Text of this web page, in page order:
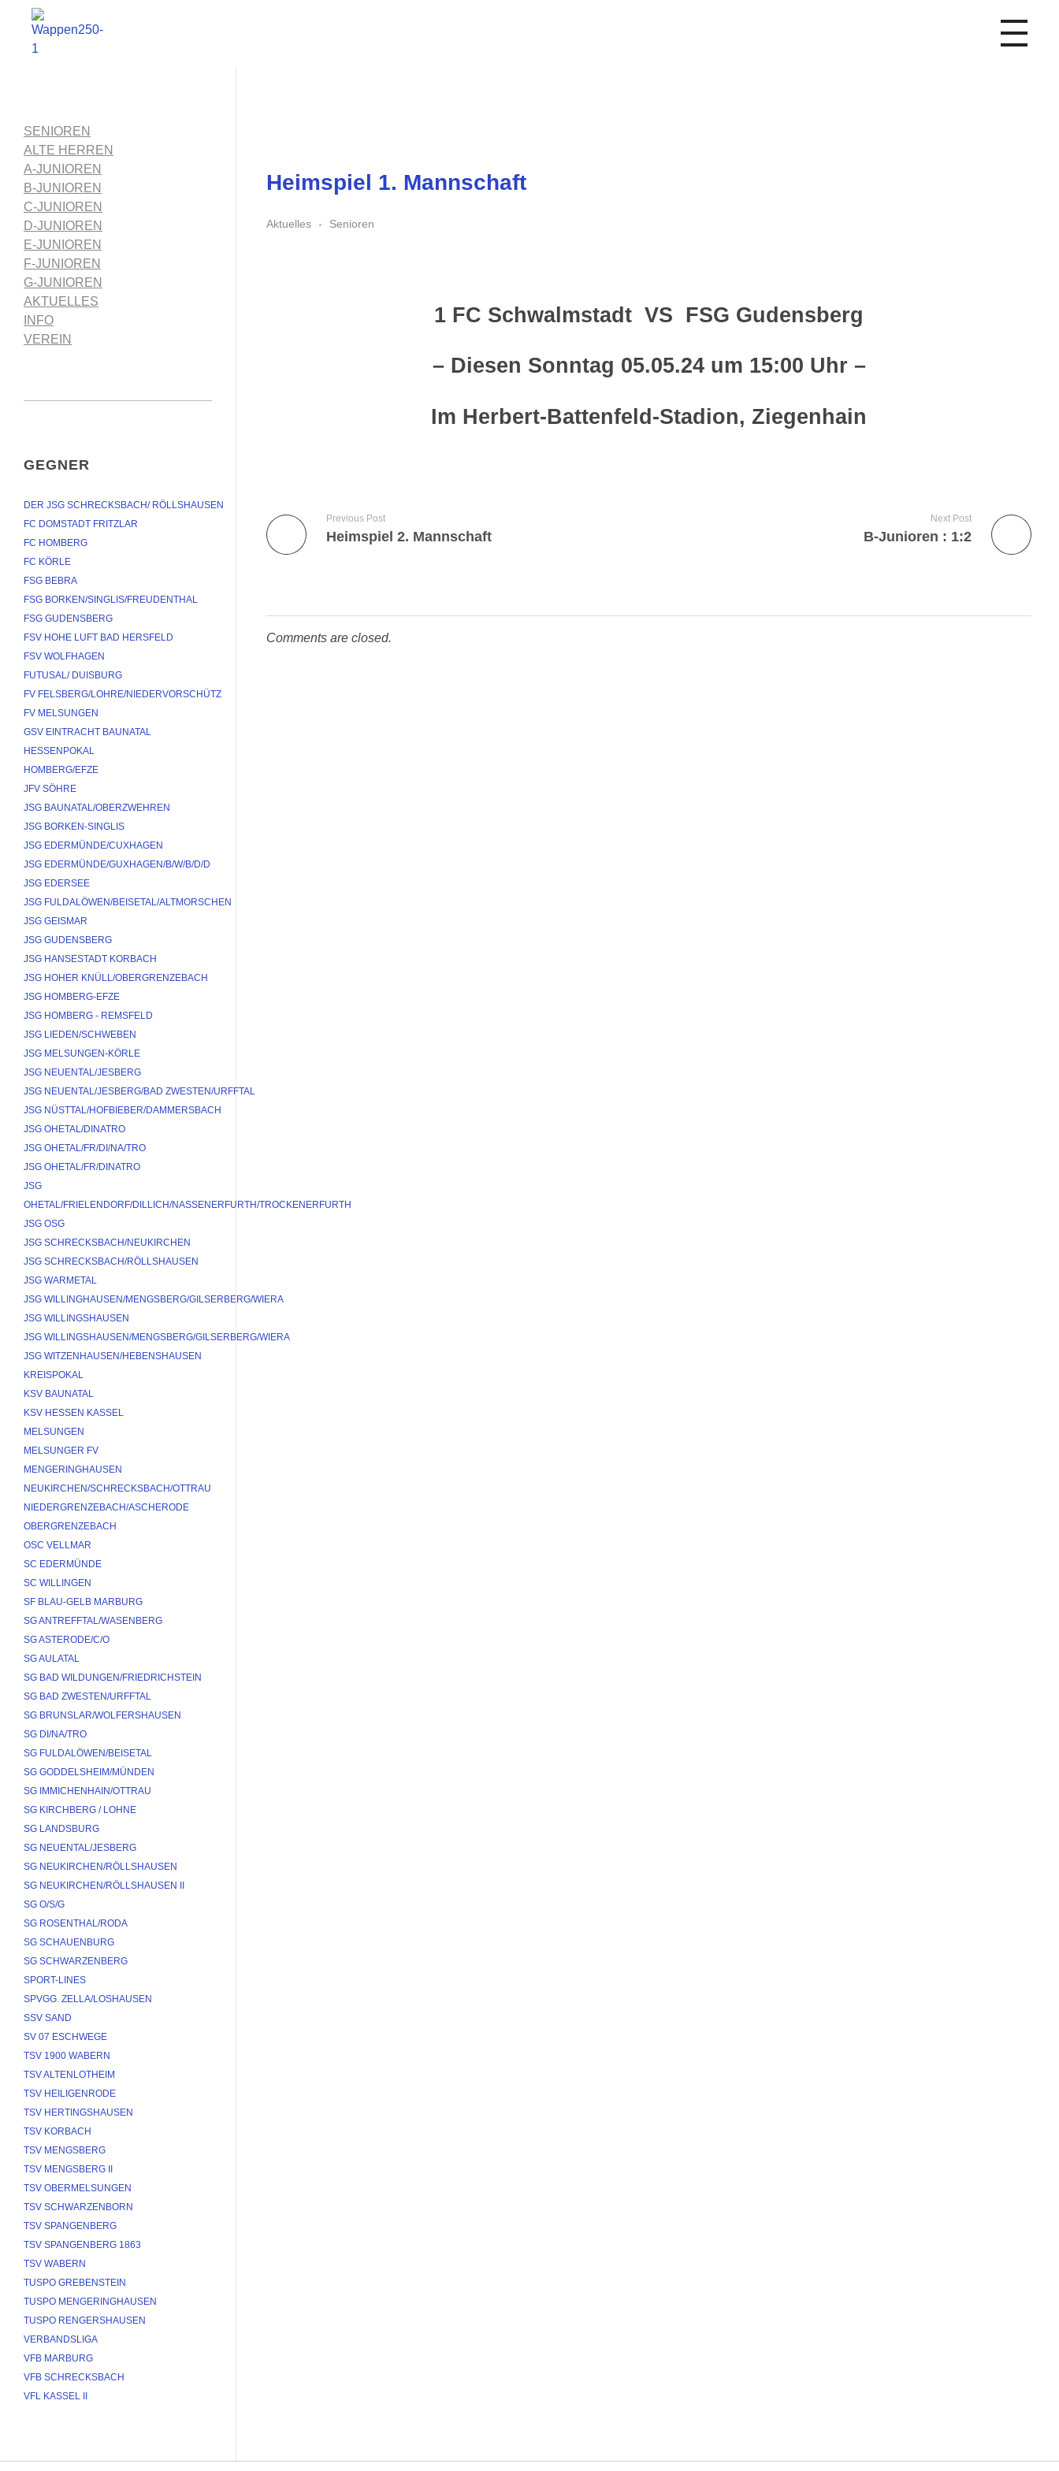
Heimspiel 1. Mannschaft
Aktuelles Senioren
1 FC Schwalmstadt VS FSG Gudensberg
– Diesen Sonntag 05.05.24 um 15:00 Uhr –
Im Herbert-Battenfeld-Stadion, Ziegenhain
Previous Post
Heimspiel 2. Mannschaft
Next Post
B-Junioren : 1:2
Comments are closed.
SENIOREN
ALTE HERREN
A-JUNIOREN
B-JUNIOREN
C-JUNIOREN
D-JUNIOREN
E-JUNIOREN
F-JUNIOREN
G-JUNIOREN
AKTUELLES
INFO
VEREIN
GEGNER
DER JSG SCHRECKSBACH/ RÖLLSHAUSEN
FC DOMSTADT FRITZLAR
FC HOMBERG
FC KÖRLE
FSG BEBRA
FSG BORKEN/SINGLIS/FREUDENTHAL
FSG GUDENSBERG
FSV HOHE LUFT BAD HERSFELD
FSV WOLFHAGEN
FUTUSAL/ DUISBURG
FV FELSBERG/LOHRE/NIEDERVORSCHÜTZ
FV MELSUNGEN
GSV EINTRACHT BAUNATAL
HESSENPOKAL
HOMBERG/EFZE
JFV SÖHRE
JSG BAUNATAL/OBERZWEHREN
JSG BORKEN-SINGLIS
JSG EDERMÜNDE/CUXHAGEN
JSG EDERMÜNDE/GUXHAGEN/B/W/B/D/D
JSG EDERSEE
JSG FULDALÖWEN/BEISETAL/ALTMORSCHEN
JSG GEISMAR
JSG GUDENSBERG
JSG HANSESTADT KORBACH
JSG HOHER KNÜLL/OBERGRENZEBACH
JSG HOMBERG-EFZE
JSG HOMBERG - REMSFELD
JSG LIEDEN/SCHWEBEN
JSG MELSUNGEN-KÖRLE
JSG NEUENTAL/JESBERG
JSG NEUENTAL/JESBERG/BAD ZWESTEN/URFFTAL
JSG NÜSTTAL/HOFBIEBER/DAMMERSBACH
JSG OHETAL/DINATRO
JSG OHETAL/FR/DI/NA/TRO
JSG OHETAL/FR/DINATRO
JSG
OHETAL/FRIELENDORF/DILLICH/NASSENERFURTH/TROCKENERFURTH
JSG OSG
JSG SCHRECKSBACH/NEUKIRCHEN
JSG SCHRECKSBACH/RÖLLSHAUSEN
JSG WARMETAL
JSG WILLINGHAUSEN/MENGSBERG/GILSERBERG/WIERA
JSG WILLINGSHAUSEN
JSG WILLINGSHAUSEN/MENGSBERG/GILSERBERG/WIERA
JSG WITZENHAUSEN/HEBENSHAUSEN
KREISPOKAL
KSV BAUNATAL
KSV HESSEN KASSEL
MELSUNGEN
MELSUNGER FV
MENGERINGHAUSEN
NEUKIRCHEN/SCHRECKSBACH/OTTRAU
NIEDERGRENZEBACH/ASCHERODE
OBERGRENZEBACH
OSC VELLMAR
SC EDERMÜNDE
SC WILLINGEN
SF BLAU-GELB MARBURG
SG ANTREFFTAL/WASENBERG
SG ASTERODE/C/O
SG AULATAL
SG BAD WILDUNGEN/FRIEDRICHSTEIN
SG BAD ZWESTEN/URFFTAL
SG BRUNSLAR/WOLFERSHAUSEN
SG DI/NA/TRO
SG FULDALÖWEN/BEISETAL
SG GODDELSHEIM/MÜNDEN
SG IMMICHENHAIN/OTTRAU
SG KIRCHBERG / LOHNE
SG LANDSBURG
SG NEUENTAL/JESBERG
SG NEUKIRCHEN/RÖLLSHAUSEN
SG NEUKIRCHEN/RÖLLSHAUSEN II
SG O/S/G
SG ROSENTHAL/RODA
SG SCHAUENBURG
SG SCHWARZENBERG
SPORT-LINES
SPVGG. ZELLA/LOSHAUSEN
SSV SAND
SV 07 ESCHWEGE
TSV 1900 WABERN
TSV ALTENLOTHEIM
TSV HEILIGENRODE
TSV HERTINGSHAUSEN
TSV KORBACH
TSV MENGSBERG
TSV MENGSBERG II
TSV OBERMELSUNGEN
TSV SCHWARZENBORN
TSV SPANGENBERG
TSV SPANGENBERG 1863
TSV WABERN
TUSPO GREBENSTEIN
TUSPO MENGERINGHAUSEN
TUSPO RENGERSHAUSEN
VERBANDSLIGA
VFB MARBURG
VFB SCHRECKSBACH
VFL KASSEL II